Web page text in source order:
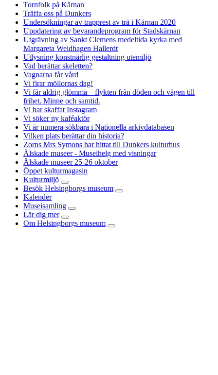
Tornfolk på Kärnan
Träffa oss på Dunkers
Undersökningar av trapprest av trä i Kärnan 2020
Uppdatering av bevarandeprogram för Stadskärnan
Utgrävning av Sankt Clemens medeltida kyrka med
Margareta Weidhagen Hallerdt
Utlysning konstnärlig gestaltning utemiljö
Vad berättar skeletten?
Vagnarna får vård
Vi firar möllornas dag!
Vi får aldrig glömma – flykten från döden och vägen till
frihet. Minne och samtid.
Vi har skaffat Instagram
Vi söker ny kaféaktör
Vi är numera sökbara i Nationella arkivdatabasen
Vilken plats berättar din historia?
Zorns Mrs Symons har hittat till Dunkers kulturhus
Älskade museer - Museihelg med visningar
Älskade museer 25-26 oktober
Öppet kulturmagasin
Kulturmiljö
Besök Helsingborgs museum
Kalender
Museisamling
Lär dig mer
Om Helsingborgs museum